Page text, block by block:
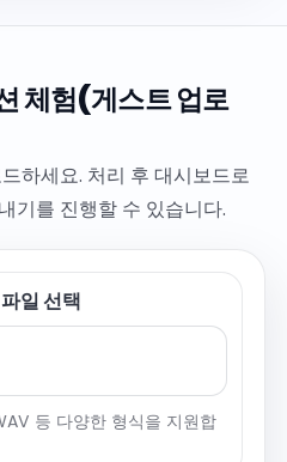
체험(게스트 업로
하세요. 처리 후 대시보드로
기를 진행할 수 있습니다.
일 선택
등 다양한 형식을 지원합